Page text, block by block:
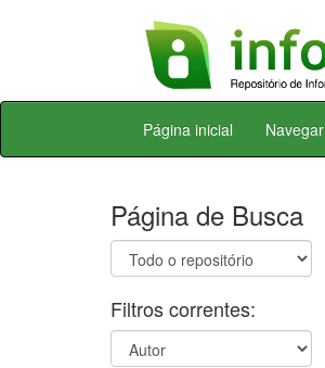
Skip
Página inicial Navegar
Página de Busca
Filtros correntes: